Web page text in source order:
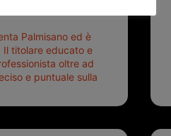
Palmisano ed è
Il titolare educato e
oltre ad
e puntuale sulla